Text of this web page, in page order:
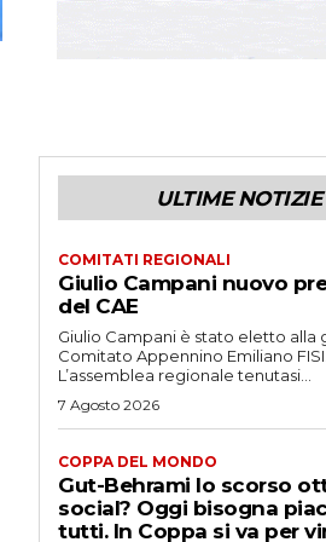
ULTIME NOTIZIE
COMITATI REGIONALI
Giulio Campani nuovo
del CAE
Giulio Campani è stato eletto alla
Comitato Appennino Emiliano FISI.
L’assemblea regionale tenutasi...
7 Agosto 2026
COPPA DEL MONDO
Gut-Behrami lo scorso
social? Oggi bisogna
tutti. In Coppa si va per